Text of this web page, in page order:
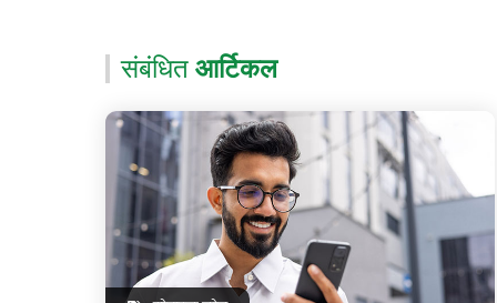
संबंधितआर्टिकल